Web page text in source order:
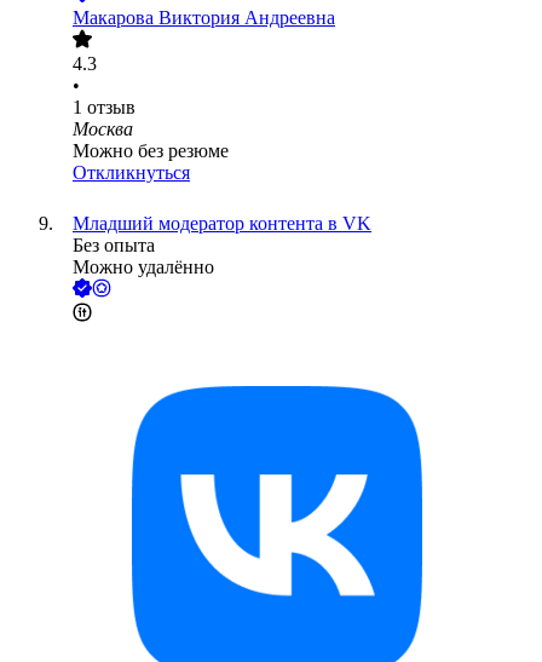
Макарова Виктория Андреевна
4.3
•
1 отзыв
Москва
Можно без резюме
Откликнуться
Младший модератор контента в VK
Без опыта
Можно удалённо